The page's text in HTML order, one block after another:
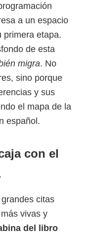
a un espacio
primera etapa.
de esta
migra. No
sino porque
y sus
el mapa de la
español.
con el
citas
vivas y
del libro